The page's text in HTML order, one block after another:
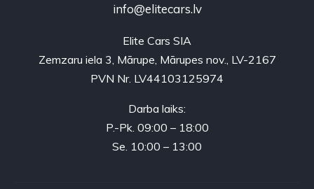
info@elitecars.lv
Elite Cars SIA
Zemzaru iela 3, Mārupe, Mārupes nov., LV-2167
PVN Nr. LV44103125974
Darba laiks:
P.-Pk. 09:00 – 18:00
Se. 10:00 – 13:00